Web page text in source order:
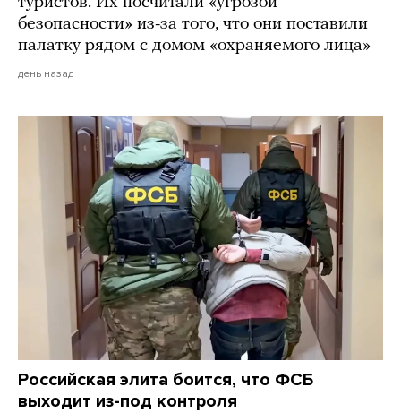
безопасности» из-за того, что они поставили
палатку рядом с домом «охраняемого лица»
день назад
Российская элита боится, что ФСБ
выходит из-под контроля